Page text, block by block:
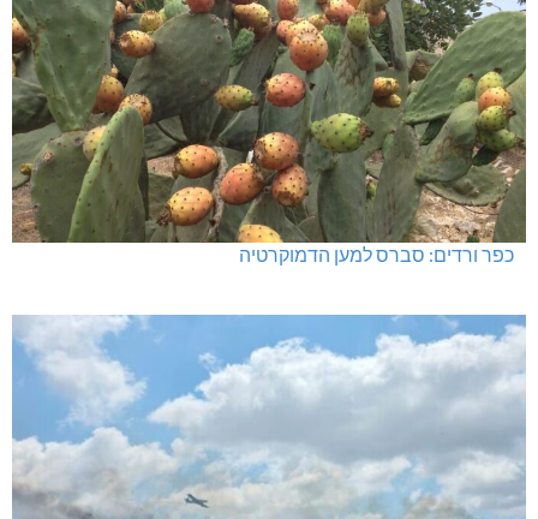
כפר ורדים: סברס למען הדמוקרטיה